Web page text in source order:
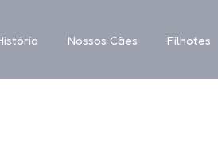
Nossos Cães Filhotes